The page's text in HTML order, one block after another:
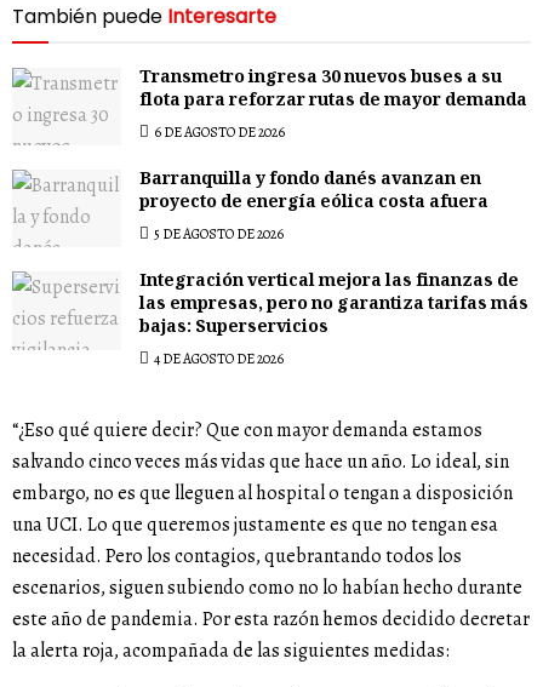
También puede Interesarte
Transmetro ingresa 30 nuevos buses a su
flota para reforzar rutas de mayor demanda
6 DE AGOSTO DE 2026
Barranquilla y fondo danés avanzan en
proyecto de energía eólica costa afuera
5 DE AGOSTO DE 2026
Integración vertical mejora las finanzas de
las empresas, pero no garantiza tarifas más
bajas: Superservicios
4 DE AGOSTO DE 2026
“¿Eso qué quiere decir? Que con mayor demanda estamos
salvando cinco veces más vidas que hace un año. Lo ideal, sin
embargo, no es que lleguen al hospital o tengan a disposición
una UCI. Lo que queremos justamente es que no tengan esa
necesidad. Pero los contagios, quebrantando todos los
escenarios, siguen subiendo como no lo habían hecho durante
este año de pandemia. Por esta razón hemos decidido decretar
la alerta roja, acompañada de las siguientes medidas: